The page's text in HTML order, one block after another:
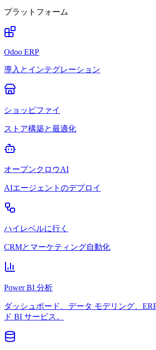
プラットフォーム
Odoo ERP
導入とインテグレーション
ショッピファイ
ストア構築と最適化
オープンクロウAI
AIエージェントのデプロイ
ハイレベルに行く
CRMとマーケティング自動化
Power BI 分析
ダッシュボード、データ モデリング、
ド BI サービス。